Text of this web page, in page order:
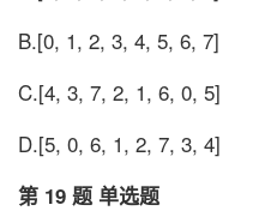
B.[0, 1, 2, 3, 4, 5, 6, 7]
C.[4, 3, 7, 2, 1, 6, 0, 5]
D.[5, 0, 6, 1, 2, 7, 3, 4]
第 19 题 单选题